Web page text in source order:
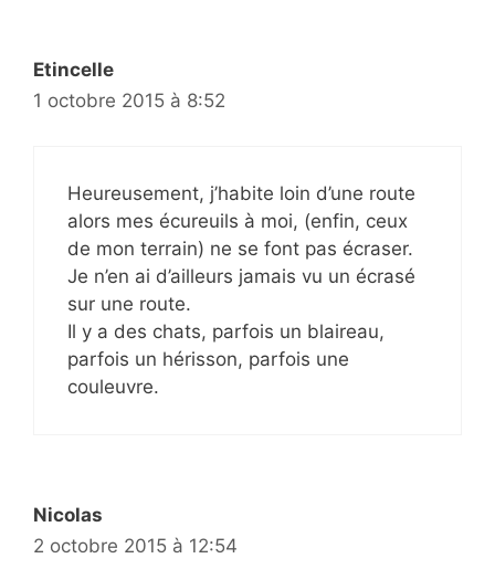
Etincelle
1 octobre 2015 à 8:52
Heureusement, j’habite loin d’une route
alors mes écureuils à moi, (enfin, ceux
de mon terrain) ne se font pas écraser.
Je n’en ai d’ailleurs jamais vu un écrasé
sur une route.
Il y a des chats, parfois un blaireau,
parfois un hérisson, parfois une
couleuvre.
Nicolas
2 octobre 2015 à 12:54